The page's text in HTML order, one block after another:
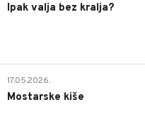
Ipak valja bez kralja?
17.05.2026.
Mostarske kiše